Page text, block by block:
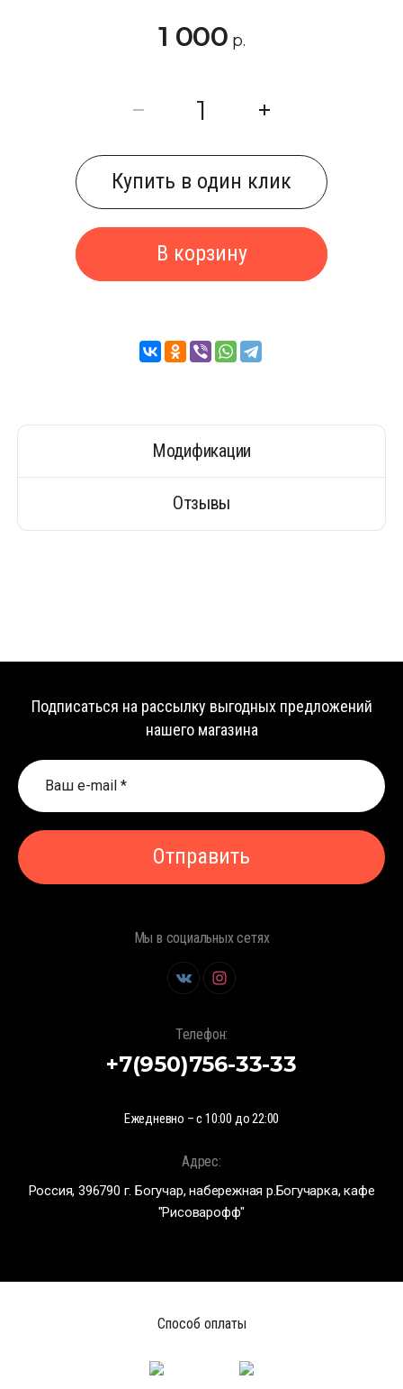
1 000 р.
В корзину
Купить в один клик
Модификации
Отзывы
Телефон:
+7(950)756-33-33
Ежедневно – с 10:00 до 22:00
Адрес:
Россия, 396790 г. Богучар, набережная р.Богучарка, кафе
"Рисоварофф"
Подписаться на рассылку выгодных предложений
нашего магазина
Отправить
Мы в социальных сетях
Способ оплаты